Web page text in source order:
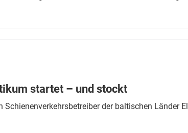
startet – und stockt
der baltischen Länder